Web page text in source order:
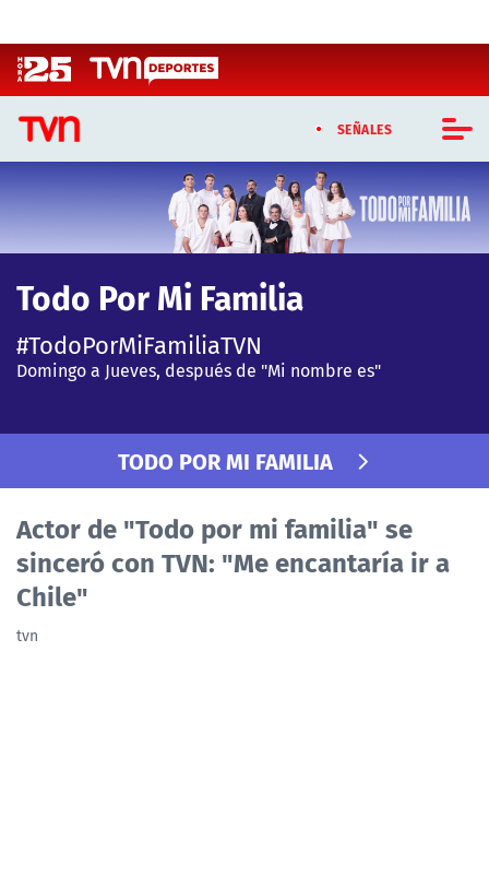
SEÑALES
CASTING MASTERCHEF CHILE
CASTING TVN VERTICAL
TVN VERTICAL
TVN PLAY
TELESERIES
ACTUALIDAD Y TENDENCIAS
CORPORATIVO Y TRANSPARENCIA
Todo Por Mi Familia
#TodoPorMiFamiliaTVN
Domingo a Jueves, después de "Mi nombre es"
TODO POR MI FAMILIA
Actor de "Todo por mi familia" se
sinceró con TVN: "Me encantaría ir a
Chile"
tvn